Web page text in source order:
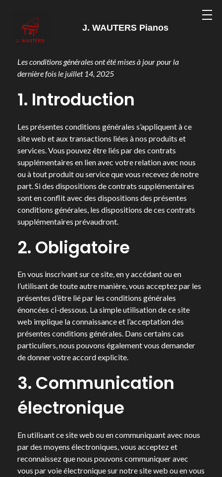
J. WAUTERS Pianos
Les conditions générales ont été mises à jour pour la
dernière fois le juillet 14, 2025
1. Introduction
Les présentes conditions générales s’appliquent à ce
site web et aux transactions liées à nos produits et
services. Vous pouvez être liés par des contrats
supplémentaires en lien avec votre relation avec nous
ou à tout produit ou service que vous recevez de notre
part. Si des dispositions de contrats supplémentaires
sont en conflit avec des dispositions des présentes
conditions générales, les dispositions de ces contrats
supplémentaires prévaudront.
2. Obligatoire
En vous inscrivant sur ce site, en y accédant ou en
l’utilisant de toute autre manière, vous acceptez par les
présentes d’être lié par les conditions générales
énoncées ci-dessous. La simple utilisation de ce site
web implique la connaissance et l’acceptation des
présentes conditions générales. Dans certains cas
particuliers, nous pouvons également vous demander
de donner votre accord explicite.
3. Communication
électronique
En utilisant ce site web ou en communiquant avec nous
par des moyens électroniques, vous acceptez et
reconnaissez que nous pouvons communiquer avec
vous par voie électronique sur notre site web ou en vous